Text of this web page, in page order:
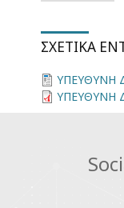
ΣΧΕΤΙΚΆ
ΥΠΕΥΘΥΝΗ
ΥΠΕΥΘΥΝΗ